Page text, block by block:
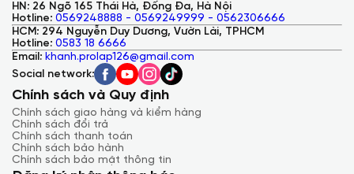
HN: 26 Ngõ 165 Thái Hà, Đống Đa, Hà Nội
Hotline: 0569248888 - 0569249999 - 0562306666
HCM: 294 Nguyễn Duy Dương, Vườn Lài, TPHCM
Hotline: 0583 18 6666
Email: khanh.prolap126@gmail.com
Social network:
Chính sách và Quy định
Chính sách giao hàng và kiểm hàng
Chính sách đổi trả
Chính sách thanh toán
Chính sách bảo hành
Chính sách bảo mật thông tin